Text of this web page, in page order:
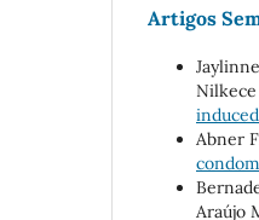
Artigos
Nilkece
Abner
Araújo